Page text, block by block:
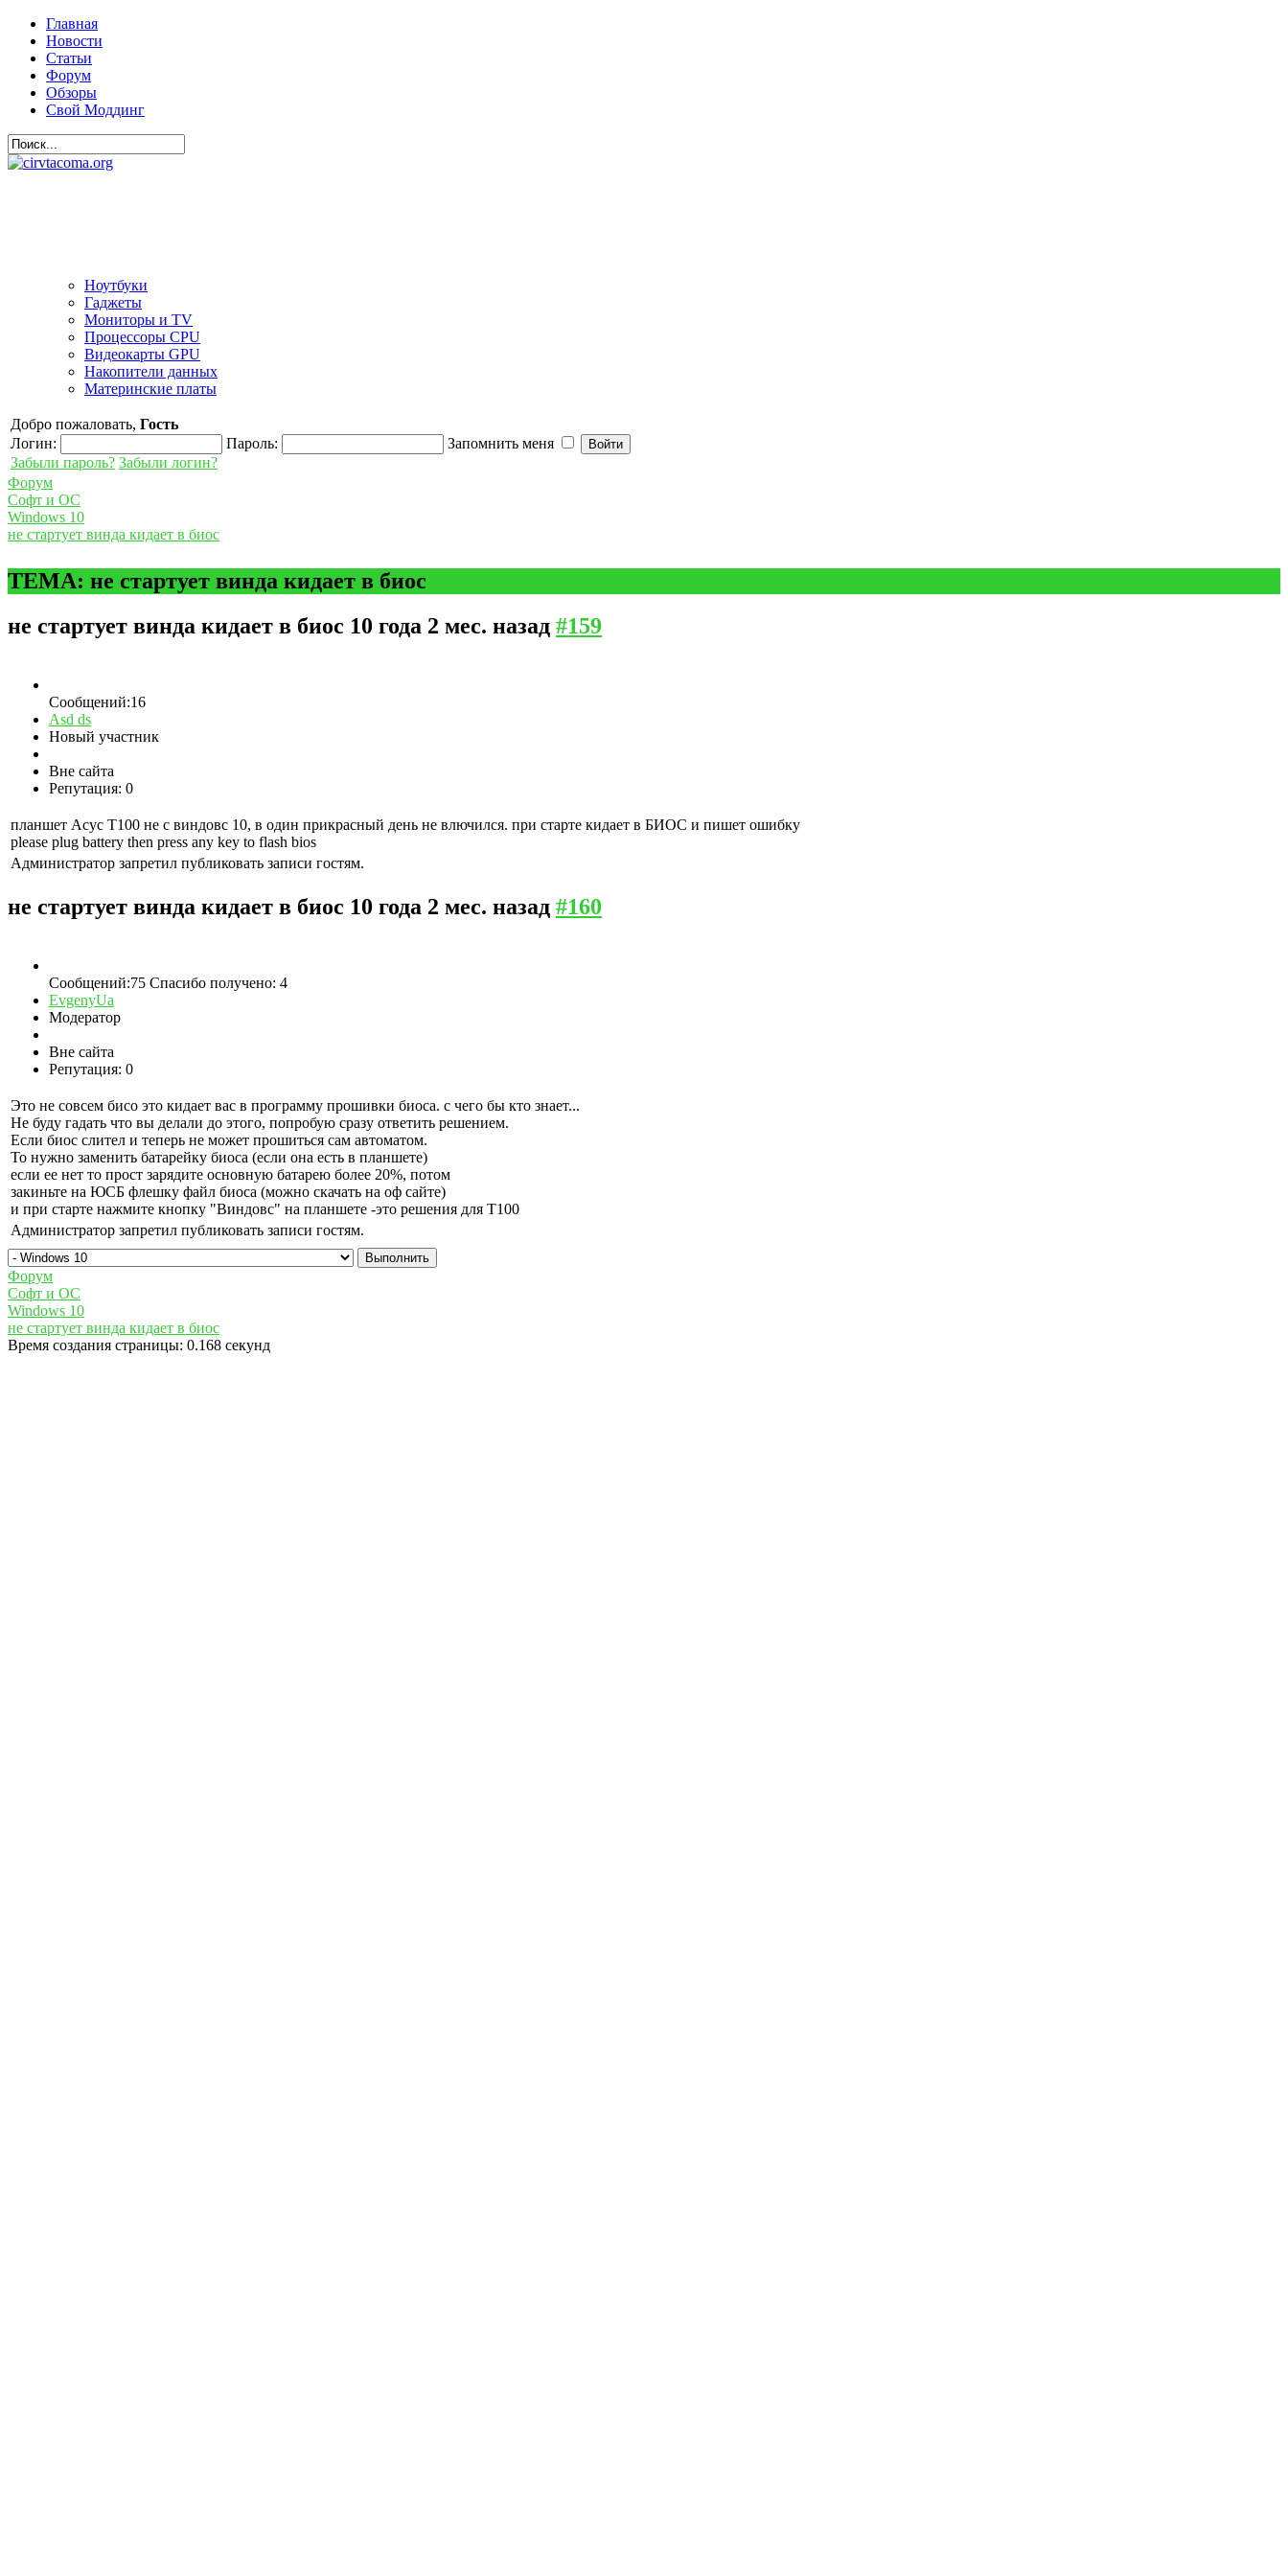
Главная
Новости
Статьи
Форум
Обзоры
Свой Моддинг
Ноутбуки
Гаджеты
Мониторы и TV
Процессоры CPU
Видеокарты GPU
Накопители данных
Материнские платы
Добро пожаловать, Гость
Логин:
Пароль:
Запомнить меня
Забыли пароль? Забыли логин?
Форум
Cофт и ОС
Windows 10
не стартует винда кидает в биос
ТЕМА: не стартует винда кидает в биос
не стартует винда кидает в биос 10 года 2 мес. назад #159
Сообщений:16
Asd ds
Новый участник
Вне сайта
Репутация: 0
планшет Асус Т100 не с виндовс 10, в один прикрасный день не влючился. при старте кидает в БИОС и пишет ошибку
please plug battery then press any key to flash bios
Администратор запретил публиковать записи гостям.
не стартует винда кидает в биос 10 года 2 мес. назад #160
Сообщений:75 Спасибо получено: 4
EvgenyUa
Модератор
Вне сайта
Репутация: 0
Это не совсем бисо это кидает вас в программу прошивки биоса. с чего бы кто знает...
Не буду гадать что вы делали до этого, попробую сразу ответить решением.
Если биос слител и теперь не может прошиться сам автоматом.
То нужно заменить батарейку биоса (если она есть в планшете)
если ее нет то прост зарядите основную батарею более 20%, потом
закиньте на ЮСБ флешку файл биоса (можно скачать на оф сайте)
и при старте нажмите кнопку "Виндовс" на планшете -это решения для Т100
Администратор запретил публиковать записи гостям.
Форум
Cофт и ОС
Windows 10
не стартует винда кидает в биос
Время создания страницы: 0.168 секунд